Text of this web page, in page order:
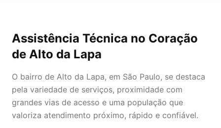
Assistência Técnica no Coração
de Alto da Lapa
O bairro de Alto da Lapa, em São Paulo, se destaca
pela variedade de serviços, proximidade com
grandes vias de acesso e uma população que
valoriza atendimento próximo, rápido e confiável.